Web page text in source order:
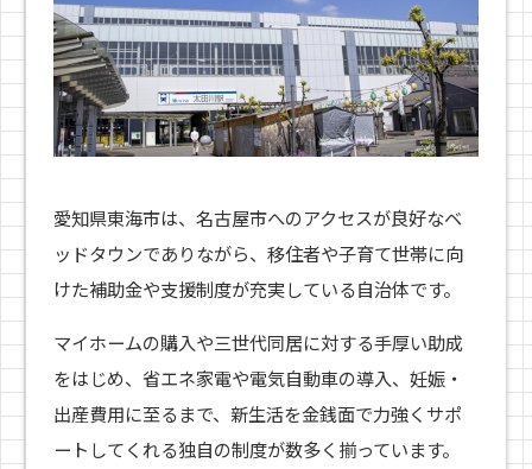
愛知県東海市は、名古屋市へのアクセスが良好なベ
ッドタウンでありながら、移住者や子育て世帯に向
けた補助金や支援制度が充実している自治体です。
マイホームの購入や三世代同居に対する手厚い助成
をはじめ、省エネ家電や電気自動車の導入、妊娠・
出産費用に至るまで、新生活を金銭面で力強くサポ
ートしてくれる独自の制度が数多く揃っています。